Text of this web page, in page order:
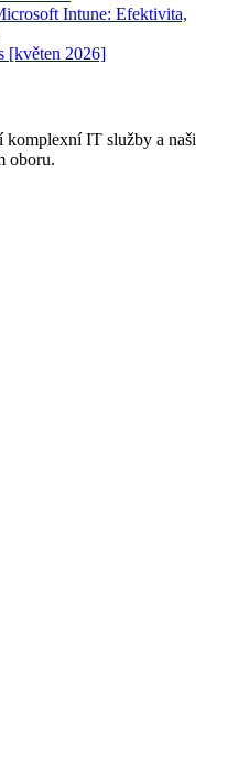
Intune: Efektivita,
[květen 2026]
IT služby a naši
oboru.